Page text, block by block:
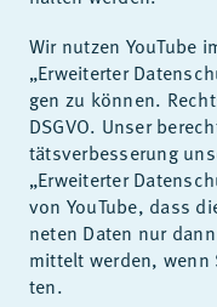
Wir nut­zen YouTube
„Er­wei­ter­ter
gen zu kön­nen.
DS­GVO. Un­ser
täts­ver­bes­se­rung
„Er­wei­ter­ter
von YouTube, dass
ne­ten Da­ten nur
mit­telt wer­den,
ten.